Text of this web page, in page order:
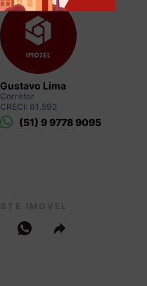
Gustavo Lima
Corretor
CRECI: 61.592
(51) 9 9778 9095